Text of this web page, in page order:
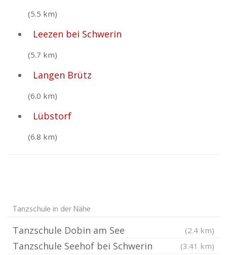
(5.5 km)
Leezen bei Schwerin
(5.7 km)
Langen Brütz
(6.0 km)
Lübstorf
(6.8 km)
Tanzschule in der Nähe
Tanzschule Dobin am See (2.4 km)
Tanzschule Seehof bei Schwerin (3.41 km)